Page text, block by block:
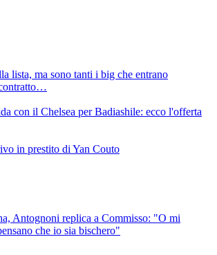
lista, ma sono tanti i big che entrano
con il Chelsea per Badiashile: ecco l'offerta
in prestito di Yan Couto
Antognoni replica a Commisso: "O mi
che io sia bischero"